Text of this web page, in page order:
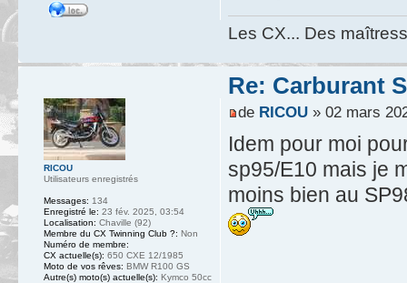
Les CX... Des
Re: Carburant
de RICOU» 02 mars
Idem pour moi
sp95/E10 mais je
moins bien au
RICOU
Utilisateurs enregistrés
Messages: 134
Enregistré le: 23 fév. 2025, 03:54
Localisation: Chaville (92)
Membre du CX Twinning Club ?: Non
Numéro de membre:
CX actuelle(s): 650 CXE 12/1985
Moto de vos rêves: BMW R100 GS
Autre(s) moto(s) actuelle(s): Kymco 50cc